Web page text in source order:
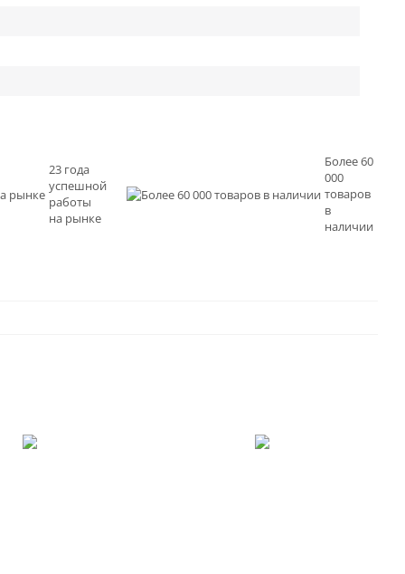
23 года
успешной
работы
на рынке
Более 60
000
товаров
в
наличии